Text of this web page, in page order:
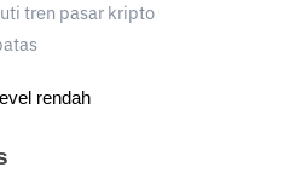
tren pasar kripto
rendah